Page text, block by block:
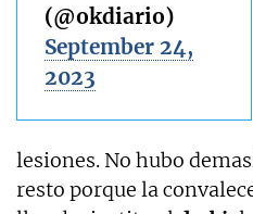
(@okdiario)
September 24,
2023
lesiones. No hubo
resto porque la